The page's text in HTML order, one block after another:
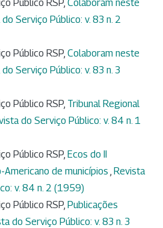
Público RSP, Colaboram neste
Serviço Público: v. 83 n. 2
Público RSP, Colaboram neste
Serviço Público: v. 83 n. 3
Público RSP, Tribunal Regional
do Serviço Público: v. 84 n. 1
Público RSP, Ecos do II
Americano de municípios , Revista
v. 84 n. 2 (1959)
Público RSP, Publicações
do Serviço Público: v. 83 n. 3